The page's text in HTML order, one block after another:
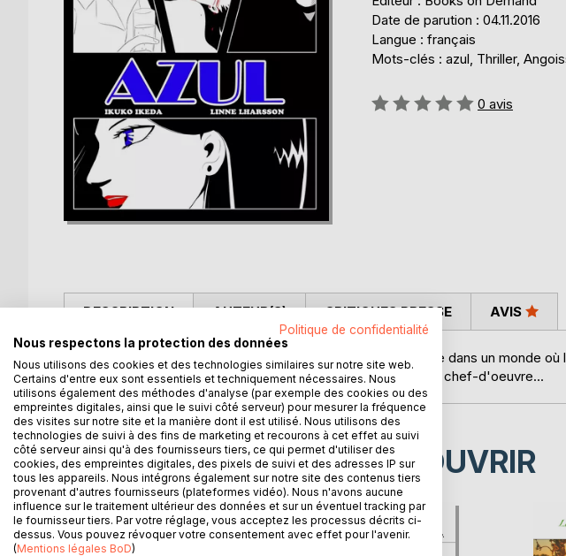
Date de parution : 04.11.2016
Langue : français
Mots-clés : azul, Thriller,
Évaluation:
0 avis
DESCRIPTION
Azul, nouvelle noire graphique, nous invite à un aller-simple dans un monde
grands méchants loups et où le crime se hisse au rang de chef-d'oeuvre...
AUTEUR(S) CRITIQUES PRESSE AVIS
D’AUTRES TITRES À DÉCOUVRIR
Politique de confidentialité
Nous respectons la protection des données
Nous utilisons des cookies et des technologies similaires sur notre site web.
Certains d'entre eux sont essentiels et techniquement nécessaires. Nous
utilisons également des méthodes d'analyse (par exemple des cookies ou des
empreintes digitales, ainsi que le suivi côté serveur) pour mesurer la fréquence
des visites sur notre site et la manière dont il est utilisé. Nous utilisons des
technologies de suivi à des fins de marketing et recourons à cet effet au suivi
côté serveur ainsi qu'à des fournisseurs tiers, ce qui permet d'utiliser des
cookies, des empreintes digitales, des pixels de suivi et des adresses IP sur
tous les appareils. Nous intégrons également sur notre site des contenus tiers
provenant d'autres fournisseurs (plateformes vidéo). Nous n'avons aucune
influence sur le traitement ultérieur des données et sur un éventuel tracking par
le fournisseur tiers. Par votre réglage, vous acceptez les processus décrits ci-
dessus. Vous pouvez révoquer votre consentement avec effet pour l'avenir.
(Mentions légales BoD)